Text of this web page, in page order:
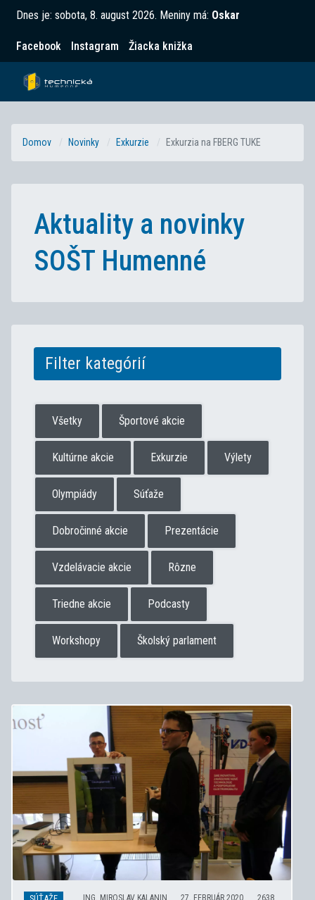
Dnes je: sobota, 8. august 2026. Meniny má: Oskar
Facebook Instagram Žiacka knižka
Domov Novinky Exkurzie Exkurzia na FBERG TUKE
Aktuality a novinky
SOŠT Humenné
Filter kategórií
Všetky Športové akcie
Kultúrne akcie Exkurzie Výlety
Olympiády Súťaže
Dobročinné akcie Prezentácie
Vzdelávacie akcie Rôzne
Triedne akcie Podcasty
Workshopy Školský parlament
SÚŤAŽE ING. MIROSLAV KALANIN 27. FEBRUÁR 2020 2638